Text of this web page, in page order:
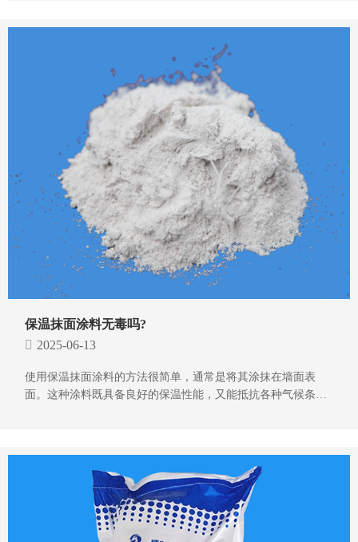
保温抹面涂料无毒吗?
2025-06-13
使用保温抹面涂料的方法很简单，通常是将其涂抹在墙面表
面。这种涂料既具备良好的保温性能，又能抵抗各种气候条